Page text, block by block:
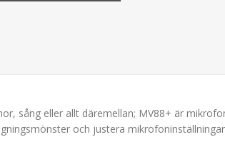
sång eller allt däremellan; MV88+ är
och justera